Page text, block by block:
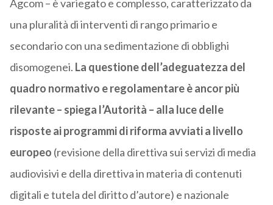
Agcom – è variegato e complesso, caratterizzato da
una pluralità di interventi di rango primario e
secondario con una sedimentazione di obblighi
disomogenei. La questione dell’adeguatezza del
quadro normativo e regolamentare è ancor più
rilevante – spiega l’Autorità – alla luce delle
risposte ai programmi di riforma avviati a livello
europeo (revisione della direttiva sui servizi di media
audiovisivi e della direttiva in materia di contenuti
digitali e tutela del diritto d’autore) e nazionale